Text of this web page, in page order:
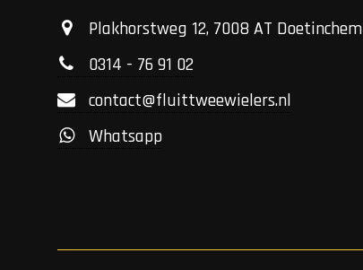
Plakhorstweg 12, 7008 AT Doetinchem
0314 - 76 91 02
contact@fluittweewielers.nl
Whatsapp